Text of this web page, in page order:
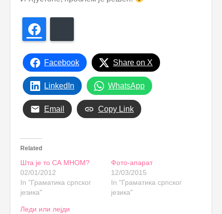
Facebook Share on X
LinkedIn WhatsApp
Email Copy Link
Related
Шта је то СА МНОМ?
02/01/2012
In "Граматика српског
језика"
Фото-апарат
12/03/2015
In "Граматика српског
језика"
Леди или лејди